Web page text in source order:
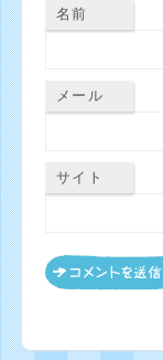
名前
メール
サイト